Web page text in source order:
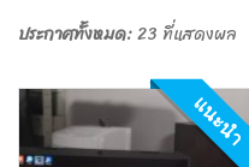
ประกาศทั้งหมด:23 ที่แสดงผล
แนะนำ